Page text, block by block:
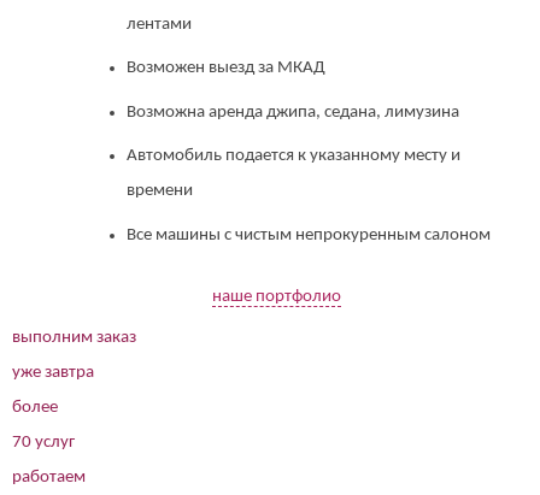
лентами
Возможен выезд за МКАД
Возможна аренда джипа, седана, лимузина
Автомобиль подается к указанному месту и
времени
Все машины с чистым непрокуренным салоном
наше портфолио
выполним заказ
уже завтра
более
70 услуг
работаем